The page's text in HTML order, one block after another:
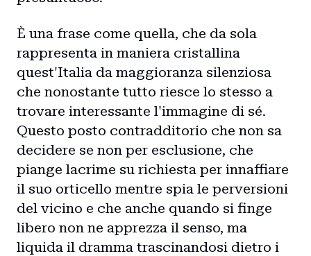
È una frase come quella, che da sola
rappresenta in maniera cristallina
quest'Italia da maggioranza silenziosa
che nonostante tutto riesce lo stesso a
trovare interessante l'immagine di sé.
Questo posto contradditorio che non sa
decidere se non per esclusione, che
piange lacrime su richiesta per innaffiare
il suo orticello mentre spia le perversioni
del vicino e che anche quando si finge
libero non ne apprezza il senso, ma
liquida il dramma trascinandosi dietro i